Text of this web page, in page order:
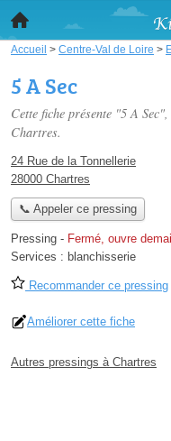
Accueil > Centre-Val de Loire >
5 A Sec
Cette fiche présente "5 A
Chartres.
24 Rue de la Tonnellerie
28000 Chartres
📞 Appeler ce pressing
Pressing - Fermé, ouvre
Services : blanchisserie
Recommander ce pressing
Améliorer cette fiche
Autres pressings à Chartres